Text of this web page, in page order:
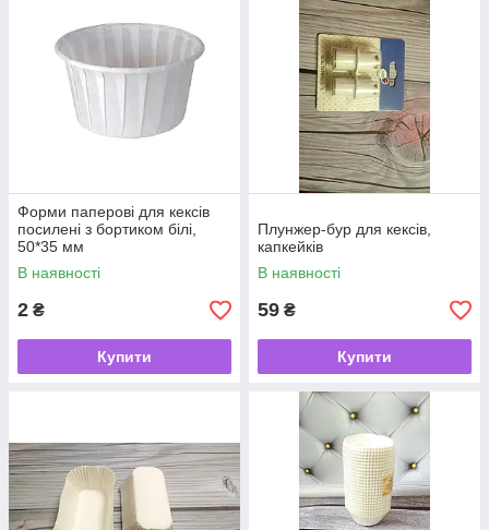
Форми паперові для кексів
посилені з бортиком білі,
50*35 мм
В наявності
2 ₴
Купити
Плунжер-бур для кексів,
капкейків
В наявності
59 ₴
Купити